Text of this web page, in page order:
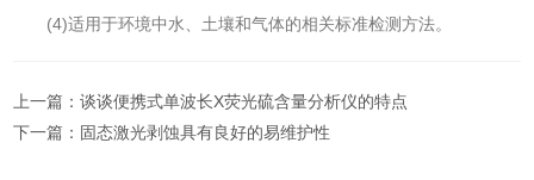
(4)适用于环境中水、土壤和气体的相关标准检测方法。
上一篇：谈谈便携式单波长X荧光硫含量分析仪的特点
下一篇： 固态激光剥蚀具有良好的易维护性